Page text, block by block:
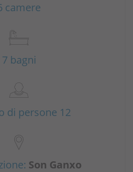
camere
7 bagni
di persone 12
Son Ganxo